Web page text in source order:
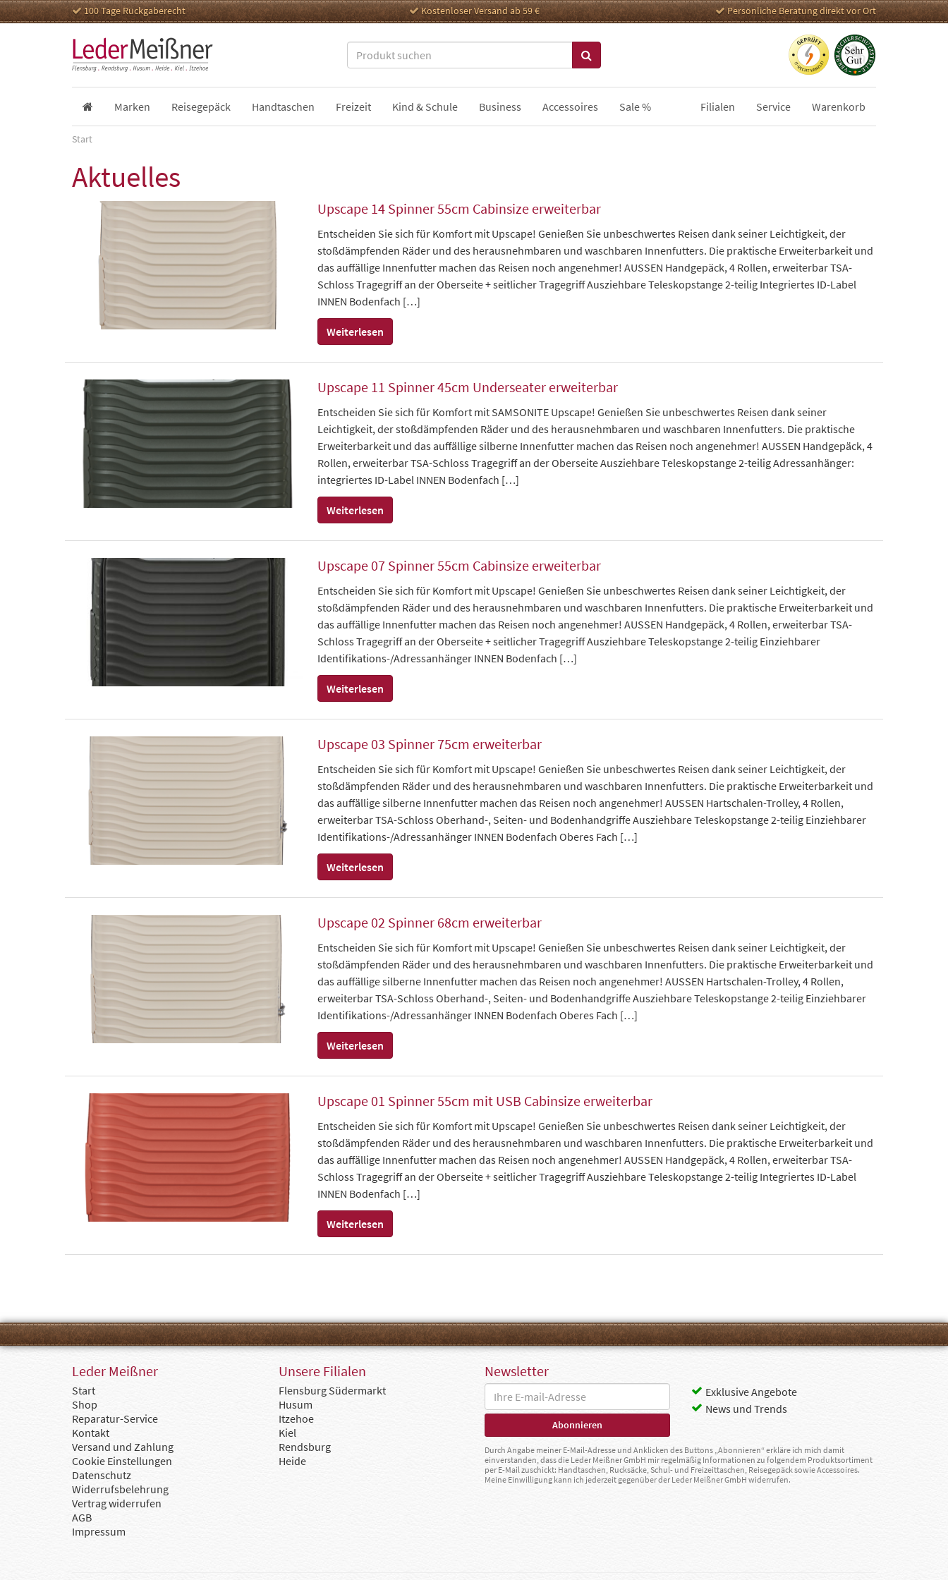
100 Tage Rückgaberecht Kostenloser Versand ab 59 € Persönliche Beratung direkt vor Ort
Marken Reisegepäck Handtaschen Freizeit Kind & Schule Business Accessoires Sale % Filialen Service Warenkorb
Start
Aktuelles
Upscape 14 Spinner 55cm Cabinsize erweiterbar
Entscheiden Sie sich für Komfort mit Upscape! Genießen Sie unbeschwertes Reisen dank seiner Leichtigkeit, der
stoßdämpfenden Räder und des herausnehmbaren und waschbaren Innenfutters. Die praktische Erweiterbarkeit und
das auffällige Innenfutter machen das Reisen noch angenehmer! AUSSEN Handgepäck, 4 Rollen, erweiterbar TSA-
Schloss Tragegriff an der Oberseite + seitlicher Tragegriff Ausziehbare Teleskopstange 2-teilig Integriertes ID-Label
INNEN Bodenfach […]
Weiterlesen
Upscape 11 Spinner 45cm Underseater erweiterbar
Entscheiden Sie sich für Komfort mit SAMSONITE Upscape! Genießen Sie unbeschwertes Reisen dank seiner
Leichtigkeit, der stoßdämpfenden Räder und des herausnehmbaren und waschbaren Innenfutters. Die praktische
Erweiterbarkeit und das auffällige silberne Innenfutter machen das Reisen noch angenehmer! AUSSEN Handgepäck, 4
Rollen, erweiterbar TSA-Schloss Tragegriff an der Oberseite Ausziehbare Teleskopstange 2-teilig Adressanhänger:
integriertes ID-Label INNEN Bodenfach […]
Weiterlesen
Upscape 07 Spinner 55cm Cabinsize erweiterbar
Entscheiden Sie sich für Komfort mit Upscape! Genießen Sie unbeschwertes Reisen dank seiner Leichtigkeit, der
stoßdämpfenden Räder und des herausnehmbaren und waschbaren Innenfutters. Die praktische Erweiterbarkeit und
das auffällige Innenfutter machen das Reisen noch angenehmer! AUSSEN Handgepäck, 4 Rollen, erweiterbar TSA-
Schloss Tragegriff an der Oberseite + seitlicher Tragegriff Ausziehbare Teleskopstange 2-teilig Einziehbarer
Identifikations-/Adressanhänger INNEN Bodenfach […]
Weiterlesen
Upscape 03 Spinner 75cm erweiterbar
Entscheiden Sie sich für Komfort mit Upscape! Genießen Sie unbeschwertes Reisen dank seiner Leichtigkeit, der
stoßdämpfenden Räder und des herausnehmbaren und waschbaren Innenfutters. Die praktische Erweiterbarkeit und
das auffällige silberne Innenfutter machen das Reisen noch angenehmer! AUSSEN Hartschalen-Trolley, 4 Rollen,
erweiterbar TSA-Schloss Oberhand-, Seiten- und Bodenhandgriffe Ausziehbare Teleskopstange 2-teilig Einziehbarer
Identifikations-/Adressanhänger INNEN Bodenfach Oberes Fach […]
Weiterlesen
Upscape 02 Spinner 68cm erweiterbar
Entscheiden Sie sich für Komfort mit Upscape! Genießen Sie unbeschwertes Reisen dank seiner Leichtigkeit, der
stoßdämpfenden Räder und des herausnehmbaren und waschbaren Innenfutters. Die praktische Erweiterbarkeit und
das auffällige silberne Innenfutter machen das Reisen noch angenehmer! AUSSEN Hartschalen-Trolley, 4 Rollen,
erweiterbar TSA-Schloss Oberhand-, Seiten- und Bodenhandgriffe Ausziehbare Teleskopstange 2-teilig Einziehbarer
Identifikations-/Adressanhänger INNEN Bodenfach Oberes Fach […]
Weiterlesen
Upscape 01 Spinner 55cm mit USB Cabinsize erweiterbar
Entscheiden Sie sich für Komfort mit Upscape! Genießen Sie unbeschwertes Reisen dank seiner Leichtigkeit, der
stoßdämpfenden Räder und des herausnehmbaren und waschbaren Innenfutters. Die praktische Erweiterbarkeit und
das auffällige Innenfutter machen das Reisen noch angenehmer! AUSSEN Handgepäck, 4 Rollen, erweiterbar TSA-
Schloss Tragegriff an der Oberseite + seitlicher Tragegriff Ausziehbare Teleskopstange 2-teilig Integriertes ID-Label
INNEN Bodenfach […]
Weiterlesen
Leder Meißner
Start
Shop
Reparatur-Service
Kontakt
Versand und Zahlung
Cookie Einstellungen
Datenschutz
Widerrufsbelehrung
Vertrag widerrufen
AGB
Impressum
Unsere Filialen
Flensburg Südermarkt
Husum
Itzehoe
Kiel
Rendsburg
Heide
Newsletter
Exklusive Angebote
News und Trends
Durch Angabe meiner E-Mail-Adresse und Anklicken des Buttons „Abonnieren“ erkläre ich mich damit
einverstanden, dass die Leder Meißner GmbH mir regelmäßig Informationen zu folgendem Produktsortiment
per E-Mail zuschickt: Handtaschen, Rucksäcke, Schul- und Freizeittaschen, Reisegepäck sowie Accessoires.
Meine Einwilligung kann ich jederzeit gegenüber der Leder Meißner GmbH widerrufen.